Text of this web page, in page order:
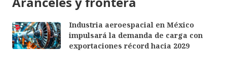
Industria aeroespacial en México
impulsará la demanda de carga con
exportaciones récord hacia 2029